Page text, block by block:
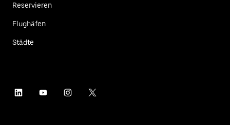
Reservieren
Flughäfen
Städte